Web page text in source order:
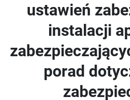
ustawień
instalacji
porad